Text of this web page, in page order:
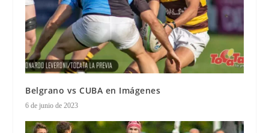
Belgrano vs CUBA en Imágenes
6 de junio de 2023